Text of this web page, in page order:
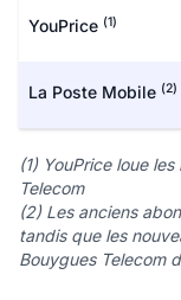
YouPrice (1)
La Poste Mobile (2)
(1) YouPrice loue
Telecom
(2) Les anciens
tandis que les
Bouygues Telecom